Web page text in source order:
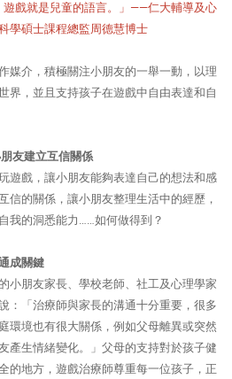
遊戲就是兒童的語言。」——仁大輔導及心
學碩士課程總監周德慧博士
媒介，積極關注小朋友的一舉一動，以理
界，並且支持孩子在遊戲中自由表達和自
友建立互信關係
遊戲，讓小朋友能夠表達自己的想法和感
信的關係，讓小朋友整理生活中的經歷，
我的洞悉能力……如何做得到？
成關鍵
小朋友家長、學校老師、社工及心理學家
：「治療師與家長的溝通十分重要，很多
環境也有很大關係，例如父母離異或突然
產生情緒變化。」父母的支持對於孩子健
的地方，遊戲治療師尊重每一位孩子，正